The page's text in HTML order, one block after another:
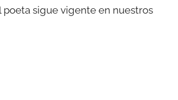
sigue vigente en nuestros